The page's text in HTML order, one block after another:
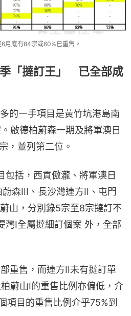
月底有84宗或60%已重售。
「撻訂王」 已全部成
的一手項目是黃竹坑港島南
啟德柏蔚森一期及將軍澳日
，並列第二位。
包括，西貢傲瀧、將軍澳日
森III、長沙灣連方II、屯門
山，分別錄5宗至8宗撻訂不
灣I全屬撻細訂個案 外，全部
重售，而連方II未有撻訂單
蔚山I的重售比例亦偏低，介
項目的重售比例介乎75%到